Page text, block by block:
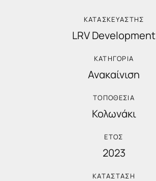
ΚΑΤΑΣΚΕYΑΣΤΗΣ
LRV Development
ΚΑΤΗΓΟΡΙΑ
Ανακαίνιση
ΤΟΠΟΘΕΣΙΑ
Κολωνάκι
ΕΤΟΣ
2023
ΚΑΤΑΣΤΑΣΗ